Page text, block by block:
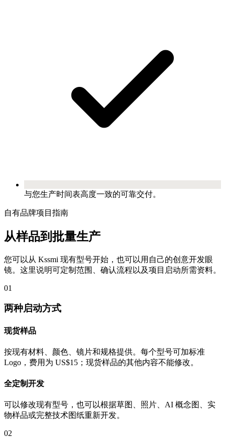
与您生产时间表高度一致的可靠交付。
自有品牌项目指南
从样品到批量生产
您可以从 Kssmi 现有型号开始，也可以用自己的创意开发眼
镜。这里说明可定制范围、确认流程以及项目启动所需资料。
01
两种启动方式
现货样品
按现有材料、颜色、镜片和规格提供。每个型号可加标准
Logo，费用为 US$15；现货样品的其他内容不能修改。
全定制开发
可以修改现有型号，也可以根据草图、照片、AI 概念图、实
物样品或完整技术图纸重新开发。
02